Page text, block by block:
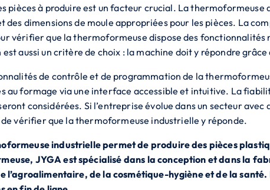
pièces à produire est un facteur crucial. La
des dimensions de moule appropriées pour les pièces. La
vérifier que la thermoformeuse dispose des fonctionnalités
aussi un critère de choix : la machine doit y répondre
de contrôle et de programmation de la
au formage via une interface accessible et intuitive. La
considérées. Si l’entreprise évolue dans un secteur
vérifier que la thermoformeuse industrielle y réponde.
industrielle permet de produire des pièces
JYGA est spécialisé dans la conception et dans la
l’agroalimentaire, de la cosmétique-hygiène et de la